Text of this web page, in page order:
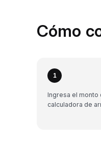
Cómo
1
Ingresa el monto
calculadora de